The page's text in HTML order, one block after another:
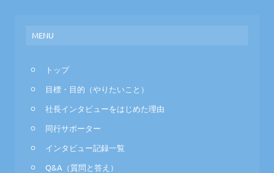
MENU
トップ
目標・目的（やりたいこと）
社長インタビューをはじめた理由
同行サポーター
インタビュー記録一覧
Q&A（質問と答え）